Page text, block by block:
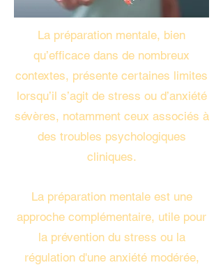
La préparation mentale, bien
qu’efficace dans de nombreux
contextes, présente certaines limites
lorsqu’il s’agit de stress ou d’anxiété
sévères, notamment ceux associés à
des troubles psychologiques
cliniques.
La préparation mentale est une
approche complémentaire, utile pour
la prévention du stress ou la
régulation d'une anxiété modérée,